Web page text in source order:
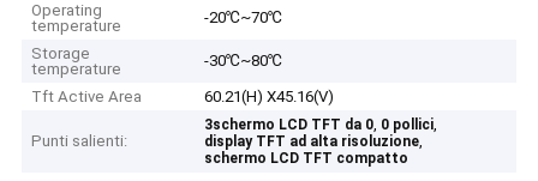
Operating
temperature
-20℃~70℃
Storage
temperature
-30℃~80℃
Tft Active Area
60.21(H) X45.16(V)
Punti salienti:
3schermo LCD TFT da 0, 0 pollici,
display TFT ad alta risoluzione,
schermo LCD TFT compatto